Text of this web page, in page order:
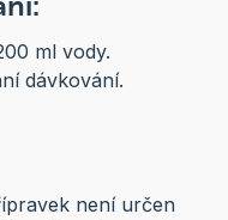
ml vody.
dávkování.
není určen